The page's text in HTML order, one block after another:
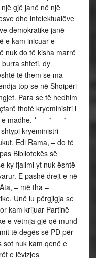
gjë janë në një
dhe intelektualëve
demokratike janë
e kam inicuar e
nuk do të kisha marrë
shteti, dy
të them se ma
top se në Shqipëri
Para se të hedhim
thotë kryeministri i
e madhe. * * *
kryeministri
Edi Rama, – do të
Bibliotekës së
ky fjalimi yt nuk është
E pashë drejt e në
– më tha –
Unë iu përgjigja se
kam krijuar Partinë
e vetmja gjë që mund
të degës së PD për
sot nuk kam qenë e
e lëvizjes